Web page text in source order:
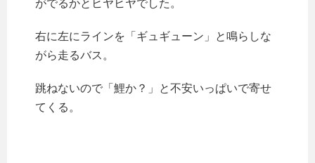
がでるかとヒヤヒヤでした。
右に左にラインを「ギュギューン」と鳴らしな
がら走るバス。
跳ねないので「鯉か？」と不安いっぱいで寄せ
てくる。